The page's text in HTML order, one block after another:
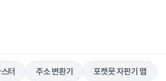
터 주소 변환기 포켓못 자판기 맵